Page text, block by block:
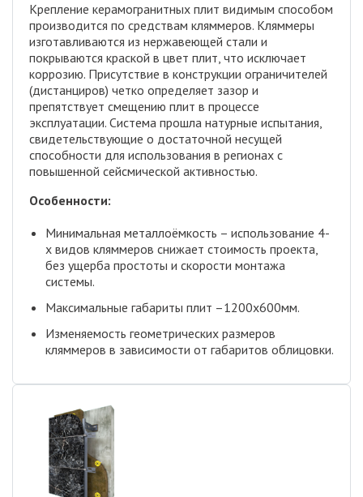
Крепление керамогранитных плит видимым способом
производится по средствам кляммеров. Кляммеры
изготавливаются из нержавеющей стали и
покрываются краской в цвет плит, что исключает
коррозию. Присутствие в конструкции ограничителей
(дистанциров) четко определяет зазор и
препятствует смещению плит в процессе
эксплуатации. Система прошла натурные испытания,
свидетельствующие о достаточной несущей
способности для использования в регионах с
повышенной сейсмической активностью.
Особенности:
Минимальная металлоёмкость – использование 4-
x видов кляммеров снижает стоимость проекта,
без ущерба простоты и скорости монтажа
системы.
Максимальные габариты плит –1200х600мм.
Изменяемость геометрических размеров
кляммеров в зависимости от габаритов облицовки.